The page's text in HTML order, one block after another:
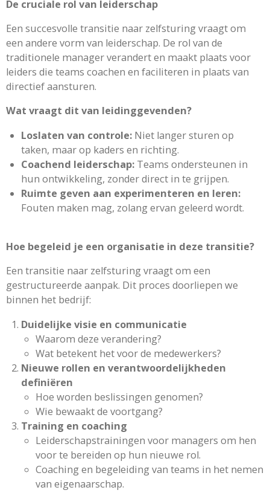
De cruciale rol van leiderschap
Een succesvolle transitie naar zelfsturing vraagt om
een andere vorm van leiderschap. De rol van de
traditionele manager verandert en maakt plaats voor
leiders die teams coachen en faciliteren in plaats van
directief aansturen.
Wat vraagt dit van leidinggevenden?
Loslaten van controle:Niet langer sturen op
taken, maar op kaders en richting.
Coachend leiderschap:Teams ondersteunen in
hun ontwikkeling, zonder direct in te grijpen.
Ruimte geven aan experimenteren en leren:
Fouten maken mag, zolang ervan geleerd wordt.
Hoe begeleid je een organisatie in deze transitie?
Een transitie naar zelfsturing vraagt om een
gestructureerde aanpak. Dit proces doorliepen we
binnen het bedrijf:
Duidelijke visie en communicatie
Waarom deze verandering?
Wat betekent het voor de medewerkers?
Nieuwe rollen en verantwoordelijkheden
definiëren
Hoe worden beslissingen genomen?
Wie bewaakt de voortgang?
Training en coaching
Leiderschapstrainingen voor managers om hen
voor te bereiden op hun nieuwe rol.
Coaching en begeleiding van teams in het nemen
van eigenaarschap.